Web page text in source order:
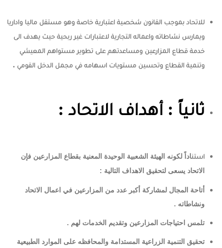
للاتحاد بموجب القانون شخصية اعتبارية خاصة وهو مستقل ماليا واداريا
ويمارس نشاطاته واعماله التجارية لاعتبارات غير ربحية حيث يهدف الى
خدمة قطاع المزارعين ومساعدتهم على تطوير مستواهم المعيشي
وتنمية القطاع وتحسين مستويات اسهامه في مجمل الدخل القومي .
ثانياً : أهداف الاتحاد :
استناداً لكونه الهيئة الشعبية الوحيدة المعنية بقطاع المزارعين فإن
الاتحاد يسعى لتحقيق الاهداف التالية :
أتاحة المجال لمشاركة أكبر عدد من المزارعين في اعمال الاتحاد
ونشاطاته .
تلمس احتياجات المزارعين وتقديم الخدمات لهم .
تحقيق التنمية الزراعية المستدامة والمحافظه على الموارد الطبيعية